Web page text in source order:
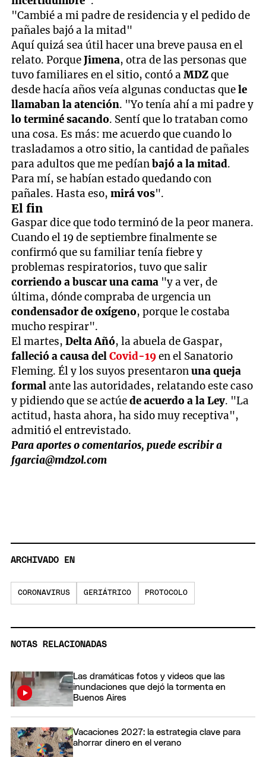
"Cambié a mi padre de residencia y el pedido de
pañales bajó a la mitad"
Aquí quizá sea útil hacer una breve pausa en el
relato. PorqueJimena, otra de las personas que
tuvo familiares en el sitio, contó aMDZque
desde hacía años veía algunas conductas quele
llamaban la atención. "Yo tenía ahí a mi padre y
lo terminé sacando. Sentí que lo trataban como
una cosa. Es más: me acuerdo que cuando lo
trasladamos a otro sitio, la cantidad de pañales
para adultos que me pedíanbajó a la mitad.
Para mí, se habían estado quedando con
pañales. Hasta eso,mirá vos".
El fin
Gaspar dice que todo terminó de la peor manera.
Cuando el 19 de septiembre finalmente se
confirmó que su familiar tenía fiebre y
problemas respiratorios, tuvo que salir
corriendo a buscar una cama "y a ver, de
última, dónde compraba de urgencia un
condensador de oxígeno, porque le costaba
mucho respirar".
El martes,Delta Añó, la abuela de Gaspar,
falleció a causa delCovid-19en el Sanatorio
Fleming. Él y los suyos presentaronuna queja
formalante las autoridades, relatando este caso
y pidiendo que se actúede acuerdo a la Ley. "La
actitud, hasta ahora, ha sido muy receptiva",
admitió el entrevistado.
Para aportes o comentarios, puede escribir a
fgarcia@mdzol.com
ARCHIVADO EN
CORONAVIRUS GERIÁTRICO PROTOCOLO
NOTAS RELACIONADAS
Las dramáticas fotos y videos que las
inundaciones que dejó la tormenta en
Buenos Aires
Vacaciones 2027: la estrategia clave para
ahorrar dinero en el verano